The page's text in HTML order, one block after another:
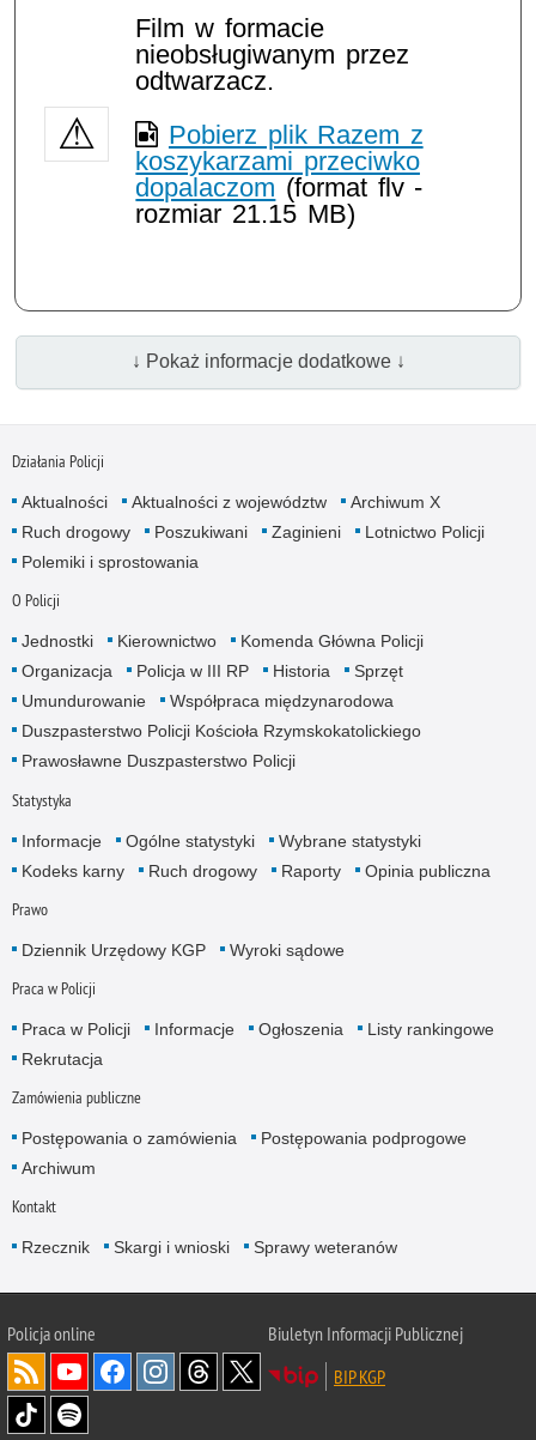
Film w formacie
nieobsługiwanym przez
odtwarzacz.
Pobierz plik Razem z
koszykarzami przeciwko
dopalaczom (format flv -
rozmiar 21.15 MB)
↓ Pokaż informacje dodatkowe ↓
Działania Policji
Aktualności Aktualności z województw
Archiwum X
Ruch drogowy
Poszukiwani Zaginieni
Lotnictwo Policji
Polemiki i sprostowania
O Policji
Jednostki Kierownictwo
Komenda Główna Policji
Organizacja
Policja w III RP Historia
Sprzęt
Umundurowanie
Współpraca międzynarodowa
Duszpasterstwo Policji Kościoła Rzymskokatolickiego
Prawosławne Duszpasterstwo Policji
Statystyka
Informacje Ogólne statystyki
Wybrane statystyki
Kodeks karny
Ruch drogowy Raporty Opinia publiczna
Prawo
Dziennik Urzędowy KGP Wyroki sądowe
Praca w Policji
Praca w Policji Informacje Ogłoszenia
Listy rankingowe
Rekrutacja
Zamówienia publiczne
Postępowania o zamówienia
Postępowania podprogowe
Archiwum
Kontakt
Rzecznik Skargi i wnioski Sprawy weteranów
Policjaonline
Biuletyn Informacji Publicznej
BIP KGP